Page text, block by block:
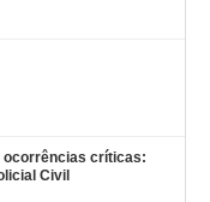
ocorrências críticas:
Civil